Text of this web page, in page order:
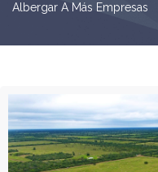
Albergar A Más Empresas